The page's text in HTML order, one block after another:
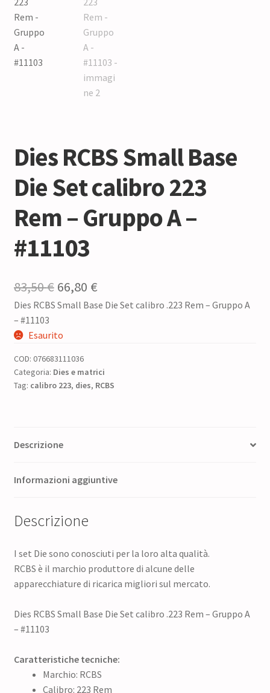
Dies RCBS Small Base
Die Set calibro 223
Rem – Gruppo A –
#11103
83,50€ Il
prezzo
originale
83,50 €.
66,80 €Il
prezzo
66,80 €.
Dies RCBS Small Base Die Set calibro .223 Rem – Gruppo A
– #11103
Esaurito
COD: 076683111036
Categoria: Dies e matrici
Tag: calibro 223, dies, RCBS
Descrizione
Informazioni aggiuntive
Descrizione
I set Die sono conosciuti per la loro alta qualità.
RCBS è il marchio produttore di alcune delle
apparecchiature di ricarica migliori sul mercato.
Dies RCBS Small Base Die Set calibro .223 Rem – Gruppo A
– #11103
Caratteristiche tecniche:
Marchio: RCBS
Calibro: 223 Rem